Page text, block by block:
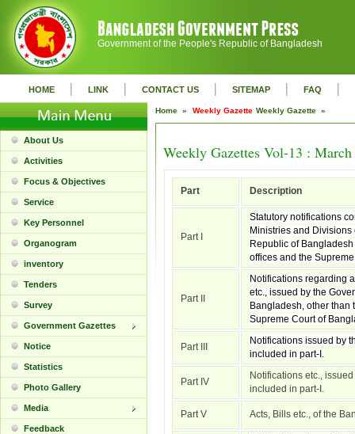
Government of the People's Republic of Bangladesh
HOME | LINK | CONTACT US | SITEMAP | FAQ |
About Us
Activities
Focus & Objectives
Service
Key Personnel
Organogram
inventory
Tenders
Survey
Government Gazettes
Notice
Statistics
Photo Gallery
Media
Feedback
Home » Weekly Gazette Weekly Gazette »
Weekly Gazettes Vol-13 :
Part Description
Part I
Statutory notifications
Ministries and Divisions
Republic of
offices and the
Part II
Notifications regarding
etc., issued by the
Bangladesh, other than
Supreme Court of
Part III
Notifications issued by
included in part-I.
Part IV
Notifications etc.,
included in part-I.
Part V Acts, Bills etc., of the